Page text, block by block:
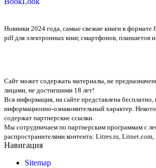
Новинки 2024 года, самые свежие книги в
pdf для электронных книг, смартфонов, планшетов и
Сайт может содержать материалы, не
лицами, не достигшими 18 лет!
Вся информация, на сайте представлена
информационно-ознакомительный характер.
содержат партнерские ссылки.
Мы сотрудничаем по партнерским программам с
распространителями контента: Litres.ru, Litnet.com,
Навигация
Sitemap